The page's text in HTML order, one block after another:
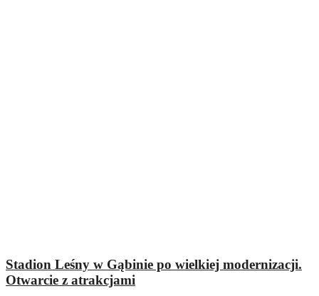
Stadion Leśny w Gąbinie po wielkiej modernizacji.
Otwarcie z atrakcjami